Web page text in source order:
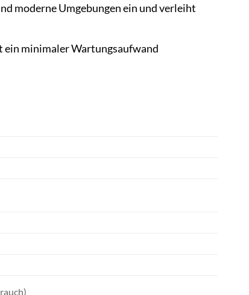
moderne Umgebungen ein und verleiht
ein minimaler Wartungsaufwand